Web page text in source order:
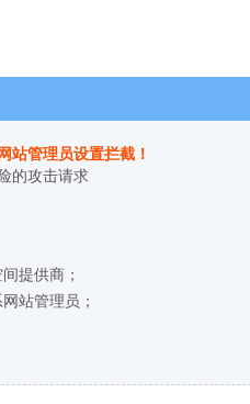
站管理员设置拦截！
的攻击请求
提供商；
站管理员；